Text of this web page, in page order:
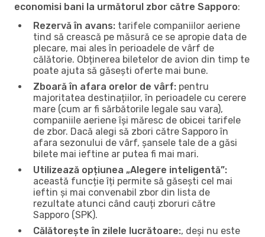
economisi bani la următorul zbor către Sapporo:
Rezervă în avans: tarifele companiilor aeriene
tind să crească pe măsură ce se apropie data de
plecare, mai ales în perioadele de vârf de
călătorie. Obținerea biletelor de avion din timp te
poate ajuta să găsești oferte mai bune.
Zboară în afara orelor de vârf: pentru
majoritatea destinațiilor, în perioadele cu cerere
mare (cum ar fi sărbătorile legale sau vara),
companiile aeriene își măresc de obicei tarifele
de zbor. Dacă alegi să zbori către Sapporo în
afara sezonului de vârf, șansele tale de a găsi
bilete mai ieftine ar putea fi mai mari.
Utilizează opțiunea „Alegere inteligentă”:
această funcție îți permite să găsești cel mai
ieftin și mai convenabil zbor din lista de
rezultate atunci când cauți zboruri către
Sapporo (SPK).
Călătorește în zilele lucrătoare:, deși nu este